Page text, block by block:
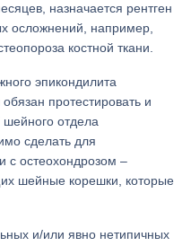
назначается рентген
осложнений, например,
костной ткани.
эпикондилита
протестировать и
отдела
сделать для
с остеохондрозом –
шейные корешки, которые
и/или явно нетипичных